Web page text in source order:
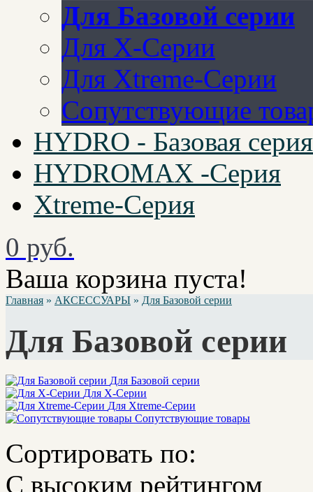
Для Базовой серии
Для X-Серии
Для Xtreme-Серии
Сопутствующие
HYDRO - Базовая серия
HYDROMAX -Серия
Xtreme-Серия
0 руб.
Ваша корзина пуста!
Главная » АКСЕССУАРЫ » Для Базовой серии
Для Базовой серии
Для Базовой серии
Для X-Серии
Для Xtreme-Серии
Сопутствующие товары
Сортировать по:
С высоким рейтингом